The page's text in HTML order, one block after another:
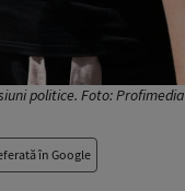
politice. Foto: Profimedia
în Google